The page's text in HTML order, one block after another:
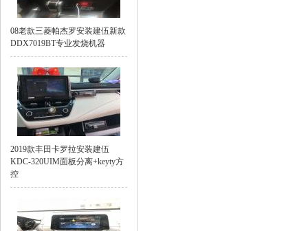
08老款三菱帕杰罗安装建伍新款
DDX7019BT专业发烧机器
2019款丰田卡罗拉安装建伍
KDC-320UIM面板分离+keyty方
控